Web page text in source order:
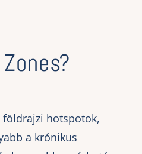
hotspotok,
a krónikus